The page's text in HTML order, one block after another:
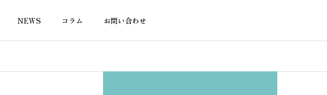
NEWS コラム お問い合わせ